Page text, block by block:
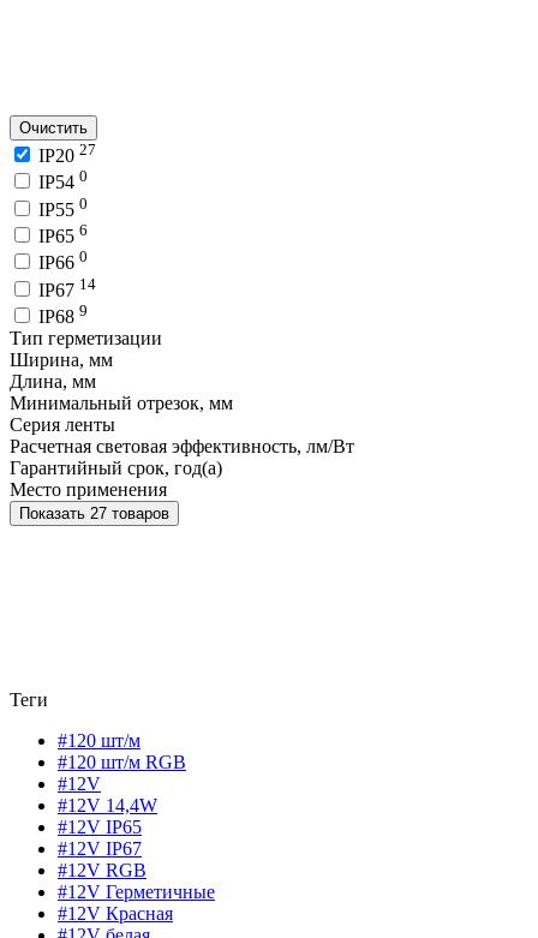
Очистить
IP20 27
IP54 0
IP55 0
IP65 6
IP66 0
IP67 14
IP68 9
Тип герметизации
Ширина, мм
Длина, мм
Минимальный отрезок, мм
Серия ленты
Расчетная световая эффективность, лм/Вт
Гарантийный срок, год(а)
Место применения
Показать 27 товаров
Теги
#120 шт/м
#120 шт/м RGB
#12V
#12V 14,4W
#12V IP65
#12V IP67
#12V RGB
#12V Герметичные
#12V Красная